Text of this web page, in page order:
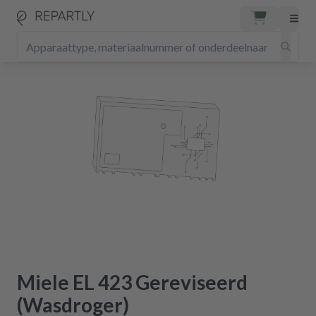
Miele EL 423 Gereviseerd
(Wasdroger)